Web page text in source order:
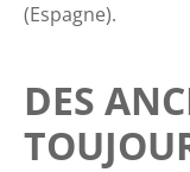
(Espagne).
DES